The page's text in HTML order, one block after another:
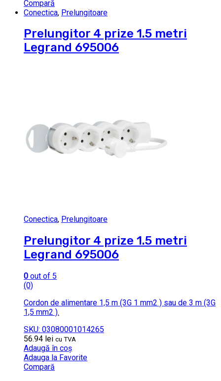
Compară
Conectica, Prelungitoare
Prelungitor 4 prize 1.5 metri
Legrand 695006
Conectica, Prelungitoare
Prelungitor 4 prize 1.5 metri
Legrand 695006
0 out of 5
(0)
Cordon de alimentare 1,5 m (3G 1 mm2 ) sau de 3 m (3G
1,5 mm2 ).
SKU: 03080001014265
56.94 lei cu TVA
Adaugă în coș
Adauga la Favorite
Compară